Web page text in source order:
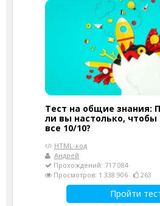
Тест на общие знания:
ли вы настолько, чтобы
все 10/10?
HTML-код
Андрей
Прохождений: 717 084
Просмотров: 1 338 906
263
Пройти